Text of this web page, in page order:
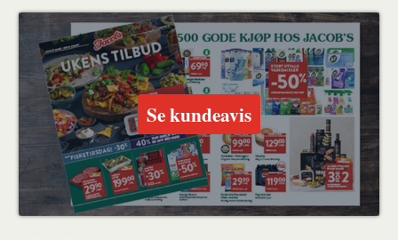
Se kundeavis